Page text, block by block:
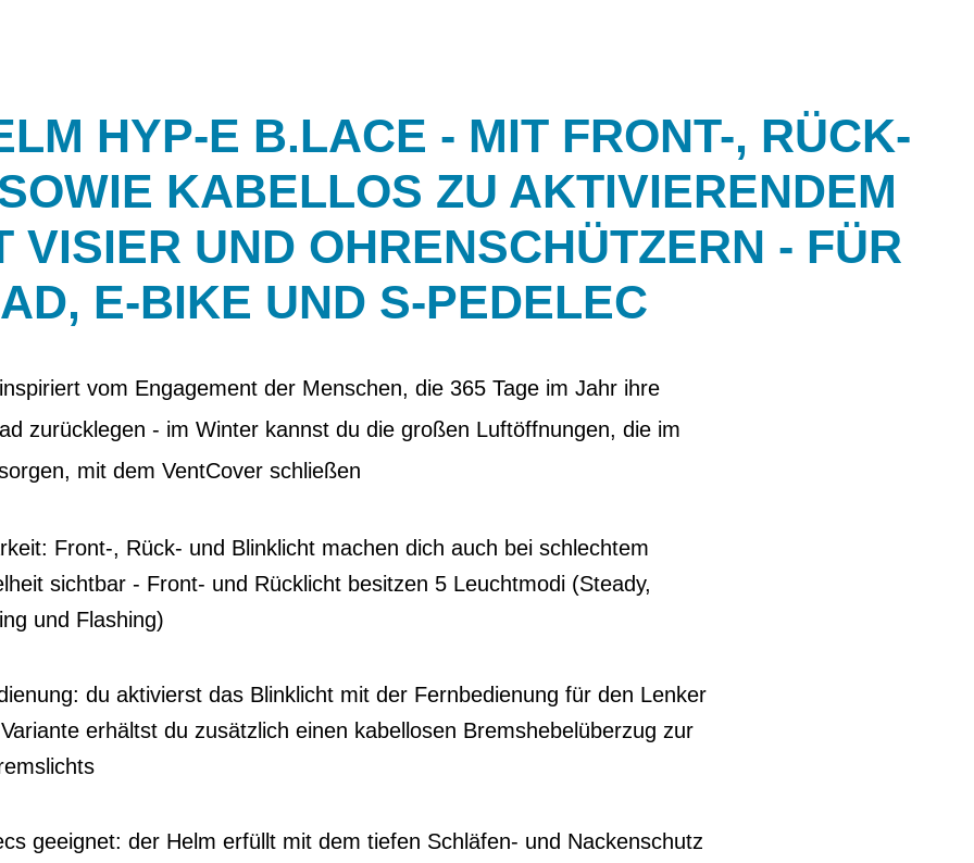
HYP-E B.LACE - MIT FRONT-, RÜCK-
KABELLOS ZU AKTIVIERENDEM
VISIER UND OHRENSCHÜTZERN - FÜR
E-BIKE UND S-PEDELEC
vom Engagement der Menschen, die 365 Tage im Jahr ihre
zurücklegen - im Winter kannst du die großen Luftöffnungen, die im
mit dem VentCover schließen
Front-, Rück- und Blinklicht machen dich auch bei schlechtem
sichtbar - Front- und Rücklicht besitzen 5 Leuchtmodi (Steady,
und Flashing)
du aktivierst das Blinklicht mit der Fernbedienung für den Lenker
erhältst du zusätzlich einen kabellosen Bremshebelüberzug zur
geeignet: der Helm erfüllt mit dem tiefen Schläfen- und Nackenschutz